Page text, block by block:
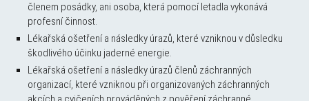
členem posádky, ani osoba, která pomocí letadla vykonává
profesní činnost.
Lékařská ošetření a následky úrazů, které vzniknou v důsledku
škodlivého účinku jaderné energie.
Lékařská ošetření a následky úrazů členů záchranných
organizací, které vzniknou při organizovaných záchranných